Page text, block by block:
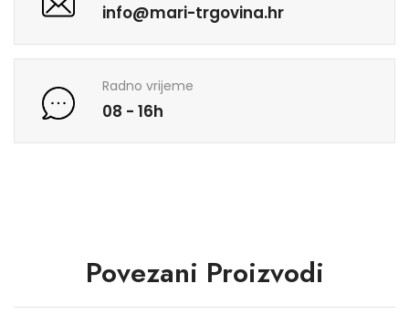
info@mari-trgovina.hr
Radno vrijeme
08 - 16h
Povezani Proizvodi